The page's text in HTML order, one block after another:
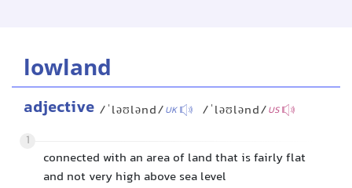
lowland
adjective /ˈləʊlənd/UK /ˈləʊlənd/US
1
connected with an area of land that is fairly flat
and not very high above sea level